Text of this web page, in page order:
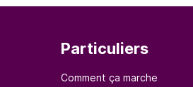
Particuliers
Comment ça marche